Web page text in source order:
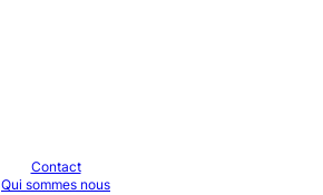
Contact
Qui sommes nous